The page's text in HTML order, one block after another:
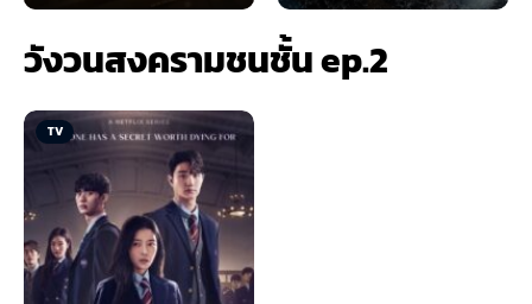
วังวนสงครามชนชั้น ep.2
TV